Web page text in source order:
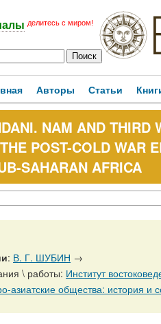
делитесь с миром!
Авторы Статьи
NAM AND THIRD
POST-COLD WAR
SAHARAN AFRICA
: В. Г. ШУБИН →
\ работы: Институт
общества: история и